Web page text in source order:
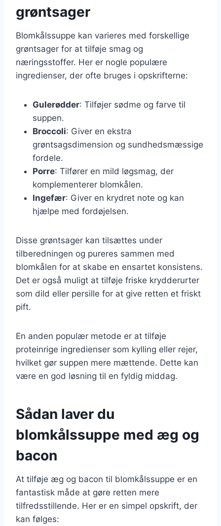
grøntsager
Blomkålssuppe kan varieres med forskellige
grøntsager for at tilføje smag og
næringsstoffer. Her er nogle populære
ingredienser, der ofte bruges i opskrifterne:
Gulerødder: Tilføjer sødme og farve til
suppen.
Broccoli: Giver en ekstra
grøntsagsdimension og sundhedsmæssige
fordele.
Porre: Tilfører en mild løgsmag, der
komplementerer blomkålen.
Ingefær: Giver en krydret note og kan
hjælpe med fordøjelsen.
Disse grøntsager kan tilsættes under
tilberedningen og pureres sammen med
blomkålen for at skabe en ensartet konsistens.
Det er også muligt at tilføje friske krydderurter
som dild eller persille for at give retten et friskt
pift.
En anden populær metode er at tilføje
proteinrige ingredienser som kylling eller rejer,
hvilket gør suppen mere mættende. Dette kan
være en god løsning til en fyldig middag.
Sådan laver du
blomkålssuppe med æg og
bacon
At tilføje æg og bacon til blomkålssuppe er en
fantastisk måde at gøre retten mere
tilfredsstillende. Her er en simpel opskrift, der
kan følges: